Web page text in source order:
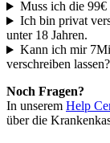
Muss ich die
Ich bin privat
unter 18 Jahren.
Kann ich mir
verschreiben lassen?
Noch Fragen?
In unserem Help
über die